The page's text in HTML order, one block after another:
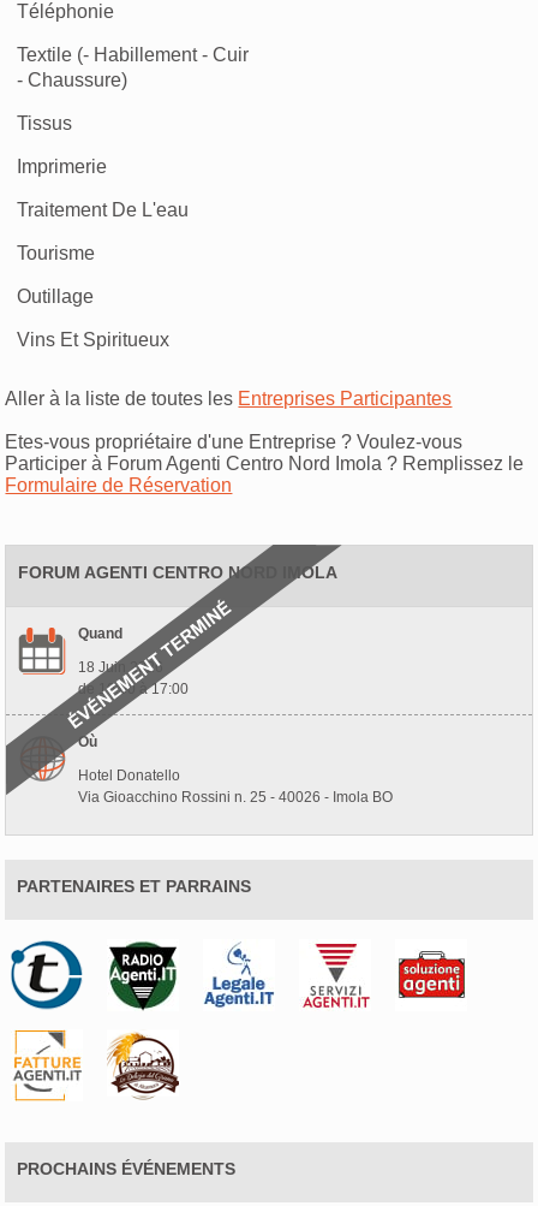
Téléphonie
Textile (- Habillement - Cuir
- Chaussure)
Tissus
Imprimerie
Traitement De L'eau
Tourisme
Outillage
Vins Et Spiritueux
Aller à la liste de toutes les Entreprises Participantes
Etes-vous propriétaire d'une Entreprise ? Voulez-vous
Participer à Forum Agenti Centro Nord Imola ? Remplissez le
Formulaire de Réservation
FORUM AGENTI CENTRO NORD IMOLA
Quand
18 Juin 2026
de 10:00 à 17:00
Où
Hotel Donatello
Via Gioacchino Rossini n. 25 - 40026 - Imola BO
PARTENAIRES ET PARRAINS
PROCHAINS ÉVÉNEMENTS